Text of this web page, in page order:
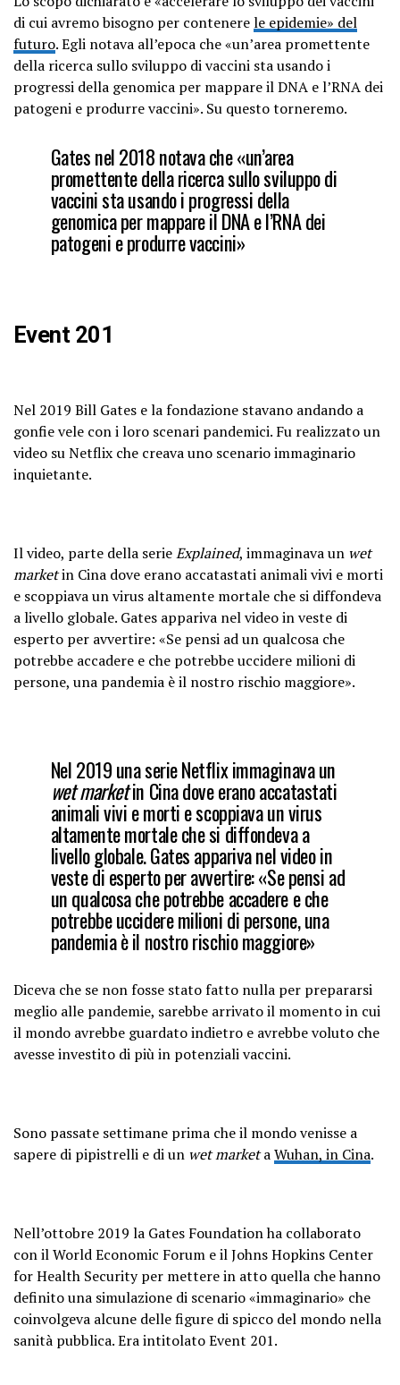
di cui avremo bisogno per contenerele epidemie» del
futuro. Egli notava all’epoca che «un’area promettente
della ricerca sullo sviluppo di vaccini sta usando i
progressi della genomica per mappare il DNA e l’RNA dei
patogeni e produrre vaccini». Su questo torneremo.
Gates nel 2018 notava che «un’area
promettente della ricerca sullo sviluppo di
vaccini sta usando i progressi della
genomica per mappare il DNA e l’RNA dei
patogeni e produrre vaccini»
Event 201
Nel 2019 Bill Gates e la fondazione stavano andando a
gonfie vele con i loro scenari pandemici. Fu realizzato un
video su Netflix che creava uno scenario immaginario
inquietante.
Il video, parte della serieExplained, immaginava un wet
marketin Cina dove erano accatastati animali vivi e morti
e scoppiava un virus altamente mortale che si diffondeva
a livello globale. Gates appariva nel video in veste di
esperto per avvertire: «Se pensi ad un qualcosa che
potrebbe accadere e che potrebbe uccidere milioni di
persone, una pandemia è il nostro rischio maggiore».
Nel 2019 una serie Netflix immaginava un
wet marketin Cina dove erano accatastati
animali vivi e morti e scoppiava un virus
altamente mortale che si diffondeva a
livello globale. Gates appariva nel video in
veste di esperto per avvertire: «Se pensi ad
un qualcosa che potrebbe accadere e che
potrebbe uccidere milioni di persone, una
pandemia è il nostro rischio maggiore»
Diceva che se non fosse stato fatto nulla per prepararsi
meglio alle pandemie, sarebbe arrivato il momento in cui
il mondo avrebbe guardato indietro e avrebbe voluto che
avesse investito di più in potenziali vaccini.
Sono passate settimane prima che il mondo venisse a
sapere di pipistrelli e di un wet marketaWuhan, in Cina.
Nell’ottobre 2019 la Gates Foundation ha collaborato
con il World Economic Forum e il Johns Hopkins Center
for Health Security per mettere in atto quella che hanno
definito una simulazione di scenario «immaginario» che
coinvolgeva alcune delle figure di spicco del mondo nella
sanità pubblica. Era intitolato Event 201.